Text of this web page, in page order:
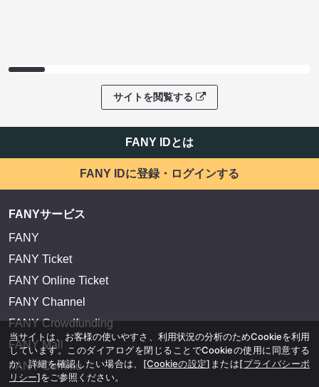
サイトを閲覧する
FANY IDとは
FANY IDに登録・ログインする
FANYサービス
FANY
FANY Ticket
FANY Online Ticket
FANY Channel
FANY Crowdfunding
FANY Mall
FANY Commu
当サイトは、お客様の使いやすさ、利用状況の分析のためCookieを利用
しています。このダイアログを閉じることでCookieの使用に同意する
か、詳細を確認したい場合は、 [Cookieの設定] または[プライバシーポ
リシー]をご参照ください。